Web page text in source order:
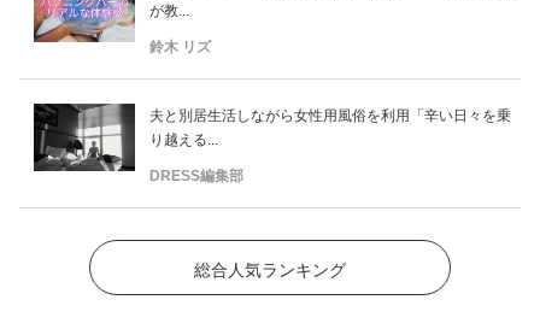
が教...
鈴木 リズ
夫と別居生活しながら女性用風俗を利用「辛い日々を乗
り越える...
DRESS編集部
総合人気ランキング